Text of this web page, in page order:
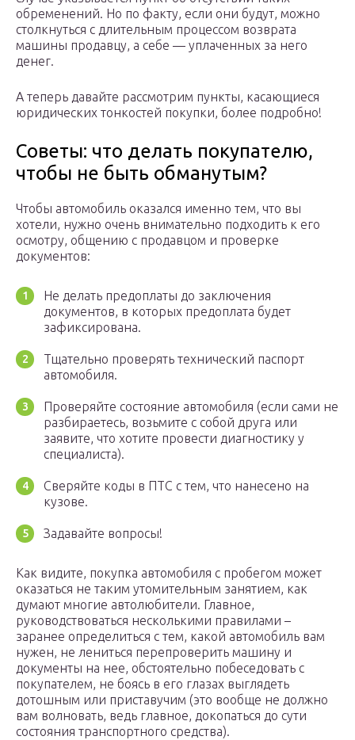
обременений. Но по факту, если они будут, можно
столкнуться с длительным процессом возврата
машины продавцу, а себе — уплаченных за него
денег.
А теперь давайте рассмотрим пункты, касающиеся
юридических тонкостей покупки, более подробно!
Советы: что делать покупателю,
чтобы не быть обманутым?
Чтобы автомобиль оказался именно тем, что вы
хотели, нужно очень внимательно подходить к его
осмотру, общению с продавцом и проверке
документов:
Не делать предоплаты до заключения
документов, в которых предоплата будет
зафиксирована.
Тщательно проверять технический паспорт
автомобиля.
Проверяйте состояние автомобиля (если сами не
разбираетесь, возьмите с собой друга или
заявите, что хотите провести диагностику у
специалиста).
Сверяйте коды в ПТС с тем, что нанесено на
кузове.
Задавайте вопросы!
Как видите, покупка автомобиля с пробегом может
оказаться не таким утомительным занятием, как
думают многие автолюбители. Главное,
руководствоваться несколькими правилами –
заранее определиться с тем, какой автомобиль вам
нужен, не лениться перепроверить машину и
документы на нее, обстоятельно побеседовать с
покупателем, не боясь в его глазах выглядеть
дотошным или приставучим (это вообще не должно
вам волновать, ведь главное, докопаться до сути
состояния транспортного средства).